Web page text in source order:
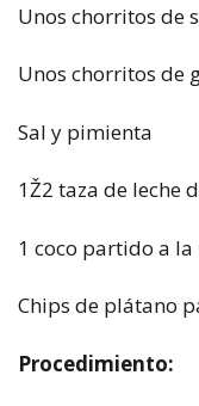
Unos chorritos de
Unos chorritos de
Sal y pimienta
1Ž2 taza de leche
1 coco partido a
Chips de plátano
Procedimiento: